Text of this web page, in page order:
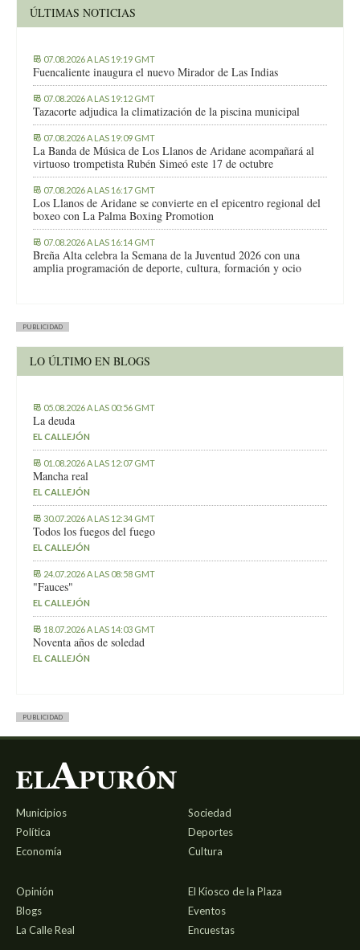
ÚLTIMAS NOTICIAS
07.08.2026 A LAS 19:19 GMT
Fuencaliente inaugura el nuevo Mirador de Las Indias
07.08.2026 A LAS 19:12 GMT
Tazacorte adjudica la climatización de la piscina municipal
07.08.2026 A LAS 19:09 GMT
La Banda de Música de Los Llanos de Aridane acompañará al
virtuoso trompetista Rubén Simeó este 17 de octubre
07.08.2026 A LAS 16:17 GMT
Los Llanos de Aridane se convierte en el epicentro regional del
boxeo con La Palma Boxing Promotion
07.08.2026 A LAS 16:14 GMT
Breña Alta celebra la Semana de la Juventud 2026 con una
amplia programación de deporte, cultura, formación y ocio
PUBLICIDAD
LO ÚLTIMO EN BLOGS
05.08.2026 A LAS 00:56 GMT
La deuda
EL CALLEJÓN
01.08.2026 A LAS 12:07 GMT
Mancha real
EL CALLEJÓN
30.07.2026 A LAS 12:34 GMT
Todos los fuegos del fuego
EL CALLEJÓN
24.07.2026 A LAS 08:58 GMT
"Fauces"
EL CALLEJÓN
18.07.2026 A LAS 14:03 GMT
Noventa años de soledad
EL CALLEJÓN
PUBLICIDAD
Municipios
Política
Economía
Sociedad
Deportes
Cultura
Opinión
Blogs
La Calle Real
El Kiosco de la Plaza
Eventos
Encuestas